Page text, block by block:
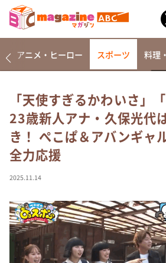
なるみ・岡村の過ぎるTV
相席食堂
これ余談なんですけど・・・
～人生密着トークバラエティ！～
て真剣です
探偵！ナイトスクープ
news おかえり
河合＆A.B.C-Z塚田×福井アナ「
（news おかえり）
アニメ・ヒーロー スポーツ 料理
「天使すぎるかわいさ」
23歳新人アナ・久保光代
き！ ぺこぱ＆アバンギャ
全力応援
2025.11.14